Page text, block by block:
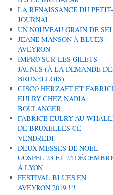
LA RENAISSANCE DU PETIT-
JOURNAL
UN NOUVEAU GRAIN DE SEL
JEANE MANSON À BLUES
AVEYRON
IMPRO SUR LES GILETS
JAUNES (À LA DEMANDE
BRUXELLOIS)
CISCO HERZAFT ET
EULRY CHEZ NADIA
BOULANGER
FABRICE EULRY AU
DE BRUXELLES CE
VENDREDI
DEUX MESSES DE NOËL
GOSPEL 23 ET 24
À LYON
FESTIVAL BLUES EN
AVEYRON 2019 !!!